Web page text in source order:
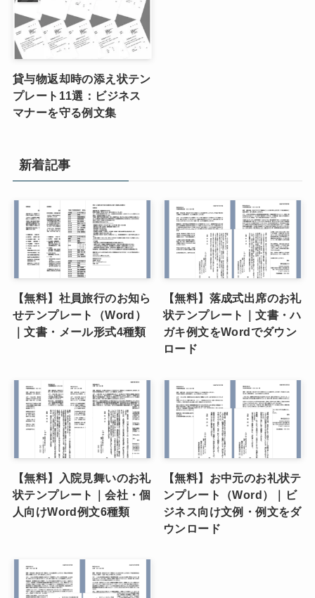
貸与物返却時の添え状テン
プレート11選：ビジネス
マナーを守る例文集
新着記事
【無料】社員旅行のお知ら
せテンプレート（Word）
｜文書・メール形式4種類
【無料】落成式出席のお礼
状テンプレート｜文書・ハ
ガキ例文をWordでダウン
ロード
【無料】入院見舞いのお礼
状テンプレート｜会社・個
人向けWord例文6種類
【無料】お中元のお礼状テ
ンプレート（Word）｜ビ
ジネス向け文例・例文をダ
ウンロード